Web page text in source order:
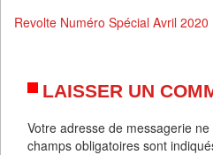
Revolte Numéro Spécial Avril 2020
LAISSER UN
Votre adresse de messagerie
champs obligatoires sont